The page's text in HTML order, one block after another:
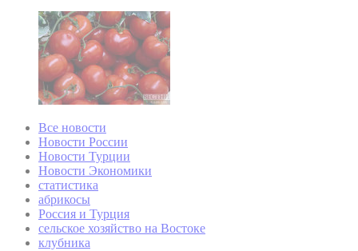
Все новости
Новости России
Новости Турции
Новости Экономики
статистика
абрикосы
Россия и Турция
сельское хозяйство на Востоке
клубника